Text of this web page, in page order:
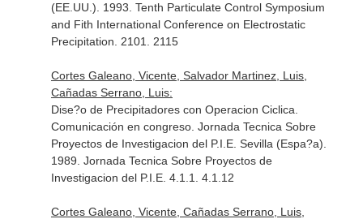
(EE.UU.). 1993. Tenth Particulate Control Symposium
and Fith International Conference on Electrostatic
Precipitation. 2101. 2115
Cortes Galeano, Vicente, Salvador Martinez, Luis,
Cañadas Serrano, Luis:
Dise?o de Precipitadores con Operacion Ciclica.
Comunicación en congreso. Jornada Tecnica Sobre
Proyectos de Investigacion del P.I.E. Sevilla (Espa?a).
1989. Jornada Tecnica Sobre Proyectos de
Investigacion del P.I.E. 4.1.1. 4.1.12
Cortes Galeano, Vicente, Cañadas Serrano, Luis,